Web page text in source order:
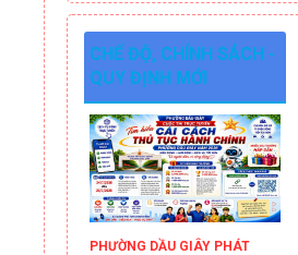
CHẾ ĐỘ, CHÍNH SÁCH -
QUY ĐỊNH MỚI
PHƯỜNG DẦU GIÂY PHÁT